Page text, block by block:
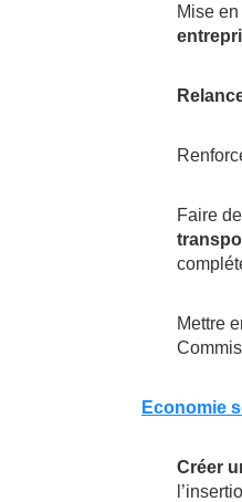
Mise
Faire
Mettre
Economie
Créer